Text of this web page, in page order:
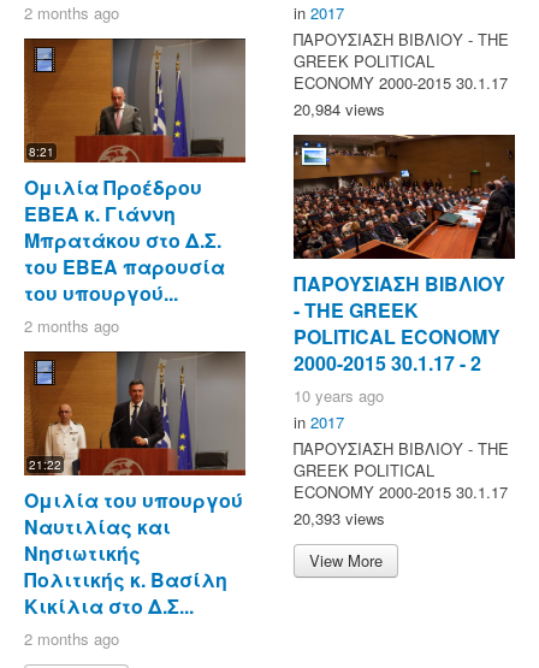
2 months ago
8:21
Ομιλία Προέδρου
ΕΒΕΑ κ. Γιάννη
Μπρατάκου στο Δ.Σ.
του ΕΒΕΑ παρουσία
του υπουργού...
2 months ago
21:22
Ομιλία του υπουργού
Ναυτιλίας και
Νησιωτικής
Πολιτικής κ. Βασίλη
Κικίλια στο Δ.Σ...
2 months ago
in 2017
ΠΑΡΟΥΣΙΑΣΗ ΒΙΒΛΙΟΥ - ΤΗΕ
GREEK POLITICAL
ECONOMY 2000-2015 30.1.17
20,984 views
ΠΑΡΟΥΣΙΑΣΗ ΒΙΒΛΙΟΥ
- ΤΗΕ GREEK
POLITICAL ECONOMY
2000-2015 30.1.17 - 2
10 years ago
in 2017
ΠΑΡΟΥΣΙΑΣΗ ΒΙΒΛΙΟΥ - ΤΗΕ
GREEK POLITICAL
ECONOMY 2000-2015 30.1.17
20,393 views
View More